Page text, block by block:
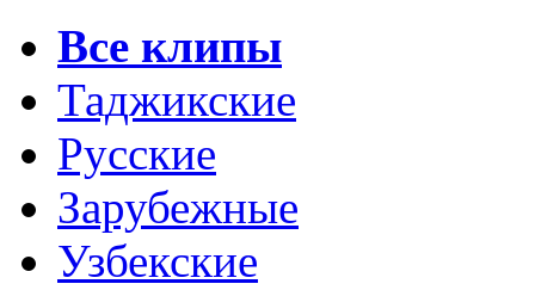
Все клипы
Таджикские
Русские
Зарубежные
Узбекские